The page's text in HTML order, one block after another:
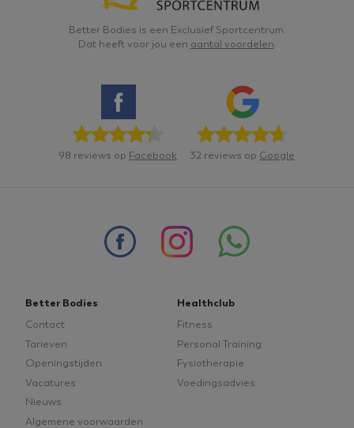
Better Bodies is een Exclusief Sportcentrum.
Dat heeft voor jou een aantal voordelen
98 reviews op Facebook 32 reviews op Google
Better Bodies
Contact
Tarieven
Openingstijden
Vacatures
Nieuws
Algemene voorwaarden
Healthclub
Fitness
Personal Training
Fysiotherapie
Voedingsadvies
Strikt noodzakelijke cookies maken de kernfunctionaliteiten
zonder de strikt noodzakelijke cookies.
Aanbieder /Domein
VISITOR_PRIVACY_METADATA
YouTube
.youtube.com
tildasid betterbodieszundert.nl
Privacy Policy